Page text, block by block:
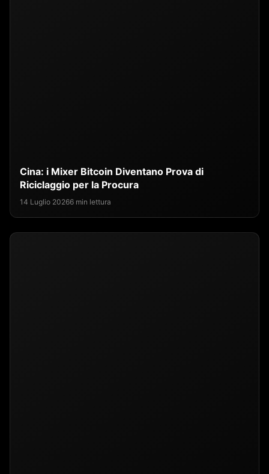
Cina: i Mixer Bitcoin Diventano Prova di
Riciclaggio per la Procura
14 Luglio 20266 min lettura